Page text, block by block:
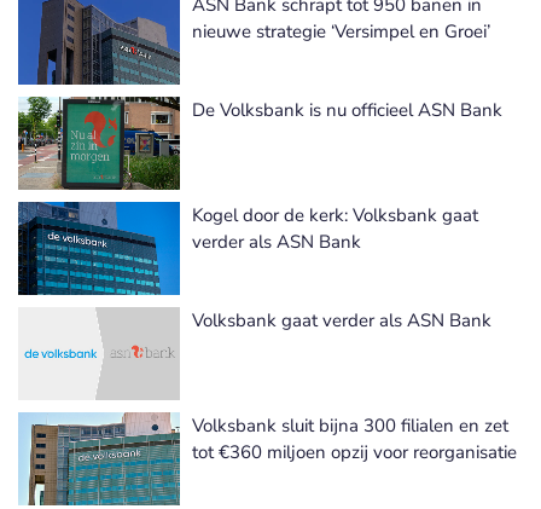
ASN Bank schrapt tot 950 banen in
nieuwe strategie ‘Versimpel en Groei’
De Volksbank is nu officieel ASN Bank
Kogel door de kerk: Volksbank gaat
verder als ASN Bank
Volksbank gaat verder als ASN Bank
Volksbank sluit bijna 300 filialen en zet
tot €360 miljoen opzij voor reorganisatie